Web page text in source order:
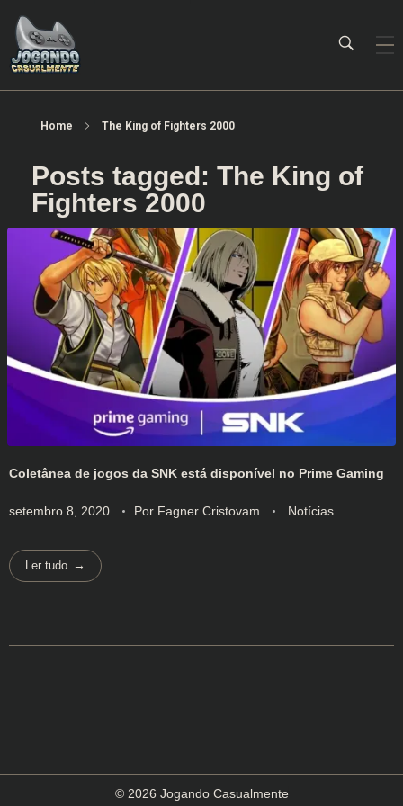
Home The King of Fighters 2000
Posts tagged: The King of
Fighters 2000
Coletânea de jogos da SNK está disponível no Prime Gaming
setembro 8, 2020 Por Fagner Cristovam Notícias
Ler tudo
© 2026 Jogando Casualmente